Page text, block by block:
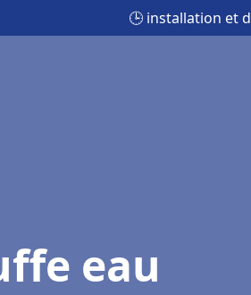
🕒 installation et
eau